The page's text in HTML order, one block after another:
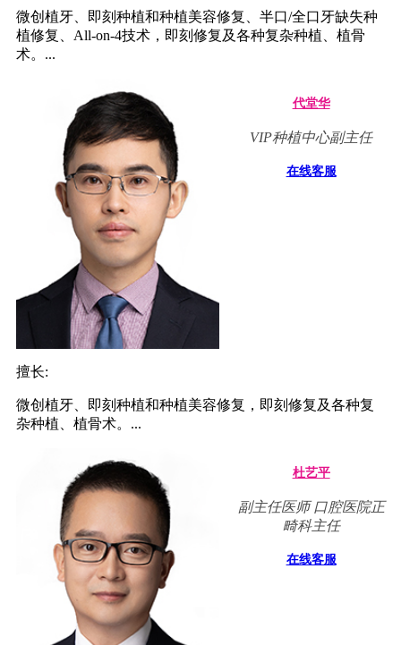
微创植牙、即刻种植和种植美容修复、半口/全口牙缺失种
植修复、All-on-4技术，即刻修复及各种复杂种植、植骨
术。...
代堂华
VIP种植中心副主任
在线客服
擅长:
微创植牙、即刻种植和种植美容修复，即刻修复及各种复
杂种植、植骨术。...
杜艺平
副主任医师 口腔医院正
畸科主任
在线客服